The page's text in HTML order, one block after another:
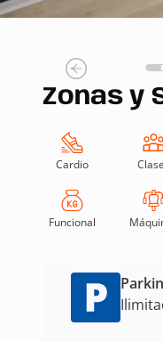
Zonas y
Cardio
Funcional